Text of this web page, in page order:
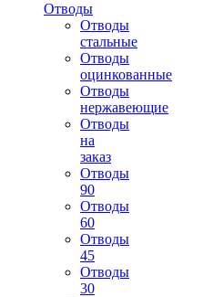
Отводы
Отводы
стальные
Отводы
оцинкованные
Отводы
нержавеющие
Отводы
на
заказ
Отводы
90
Отводы
60
Отводы
45
Отводы
30